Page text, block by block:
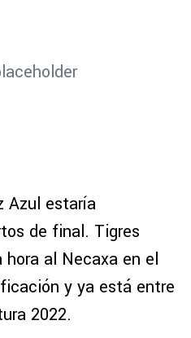
Azul estaría
de final. Tigres
hora al Necaxa en el
y ya está entre
2022.